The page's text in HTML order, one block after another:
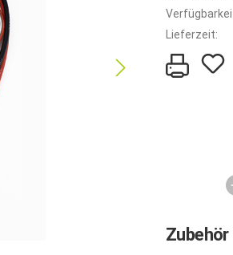
Lieferzeit:
Zubehör